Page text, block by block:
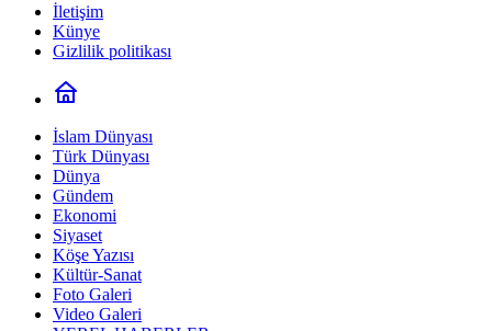
İletişim
Künye
Gizlilik politikası
İslam Dünyası
Türk Dünyası
Dünya
Gündem
Ekonomi
Siyaset
Köşe Yazısı
Kültür-Sanat
Foto Galeri
Video Galeri